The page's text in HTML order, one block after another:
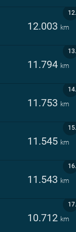
12.
12.003 km
13.
11.794 km
14.
11.753 km
15.
11.545 km
16.
11.543 km
17.
10.712 km